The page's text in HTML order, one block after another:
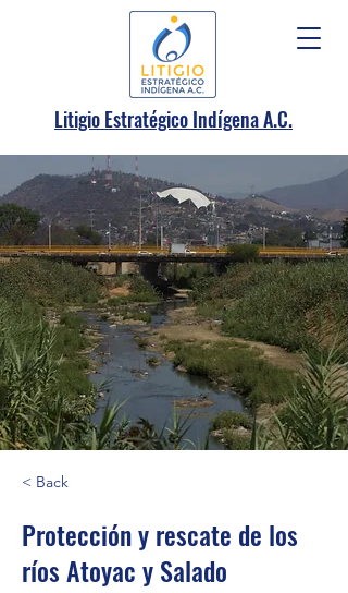
Litigio Estratégico Indígena A.C.
< Back
Protección y rescate de los
ríos Atoyac y Salado